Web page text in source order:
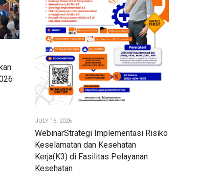
JULY 16, 2026
WebinarStrategi Implementasi Risiko
Keselamatan dan Kesehatan
Kerja(K3) di Fasilitas Pelayanan
Kesehatan